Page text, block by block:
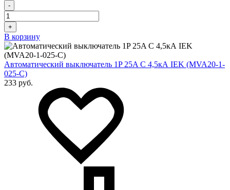
-
+
В корзину
Автоматический выключатель 1P 25A C 4,5кА IEK (MVA20-1-
025-C)
233 руб.